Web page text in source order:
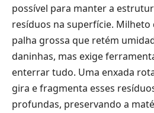
possível para manter a
resíduos na superfície.
palha grossa que retém
daninhas, mas exige
enterrar tudo. Uma enxada
gira e fragmenta esses
profundas, preservando a